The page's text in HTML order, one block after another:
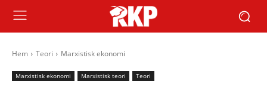
Hem Teori Marxistisk ekonomi
Marxistisk ekonomi Marxistisk teori Teori